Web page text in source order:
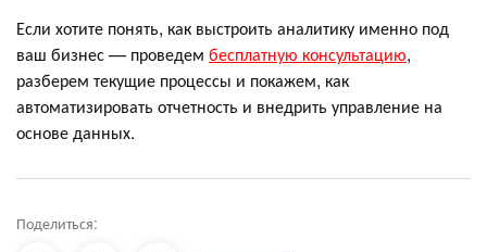
Если хотите понять, как выстроить аналитику именно под
ваш бизнес — проведем бесплатную консультацию,
разберем текущие процессы и покажем, как
автоматизировать отчетность и внедрить управление на
основе данных.
Поделиться: